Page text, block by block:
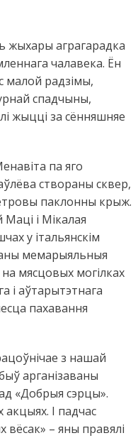
жыхары аграгарадка
чалавека. Ён
малой радзімы,
спадчыны,
жыцці за сённяшняе
па яго
створаны сквер,
паклонны крыж.
і Мікалая
у італьянскім
мемарыяльныя
мясцовых могілках
і аўтарытэтнага
пахавання
з нашай
арганізаваны
«Добрыя сэрцы».
І падчас
вёсак» – яны правялі